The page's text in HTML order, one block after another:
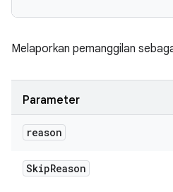
Melaporkan pemanggilan
Parameter
reason
SkipReason